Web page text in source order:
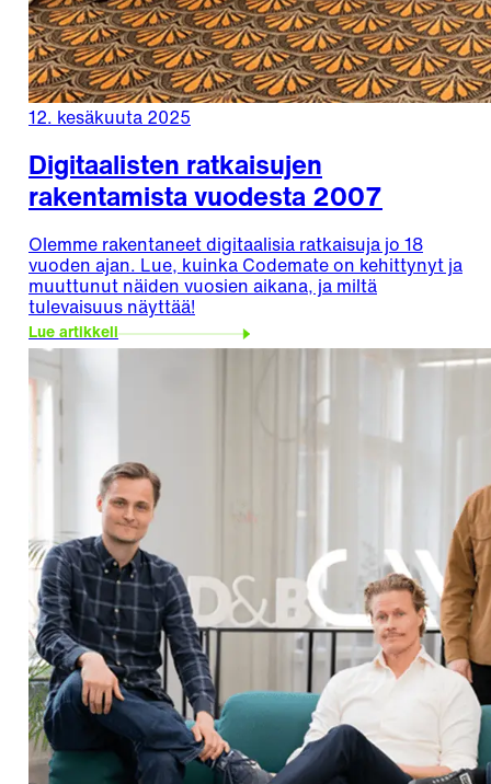
12. kesäkuuta 2025
Digitaalisten ratkaisujen
rakentamista vuodesta 2007
Olemme rakentaneet digitaalisia ratkaisuja jo 18
vuoden ajan. Lue, kuinka Codemate on kehittynyt ja
muuttunut näiden vuosien aikana, ja miltä
tulevaisuus näyttää!
Lue artikkeli